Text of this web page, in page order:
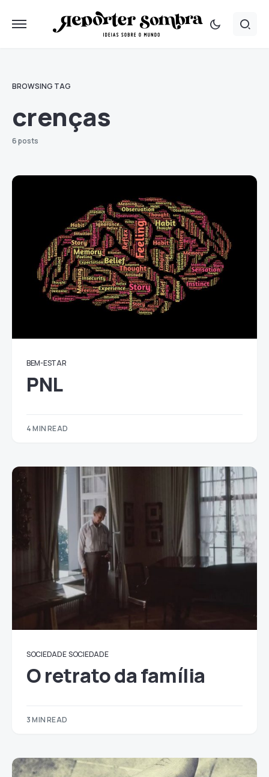
BROWSING TAG
crenças
6 posts
BEM-ESTAR
PNL
4 MIN READ
SOCIEDADE SOCIEDADE
O retrato da família
3 MIN READ